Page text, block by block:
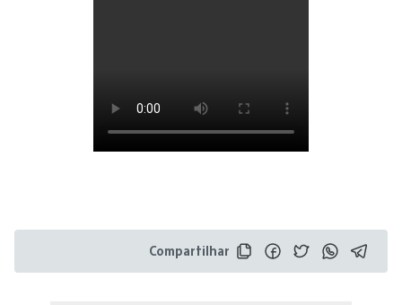
Compartilhar